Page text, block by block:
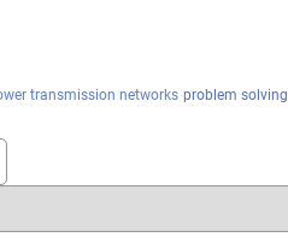
transmission networks problem solving